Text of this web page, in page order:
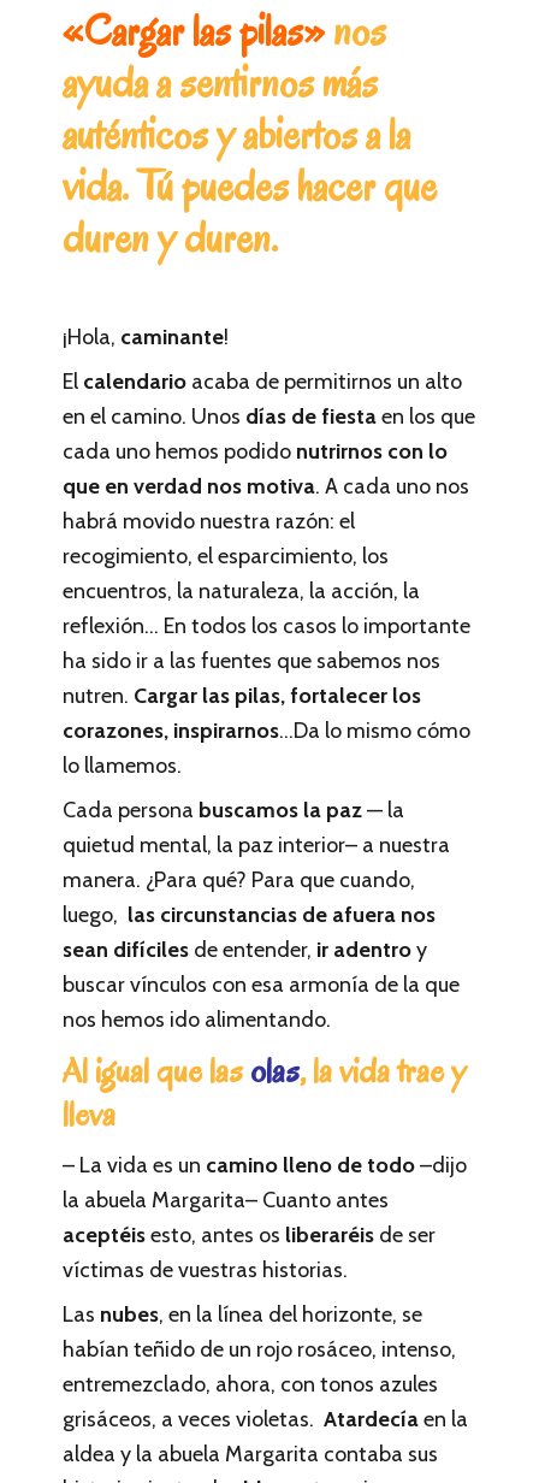
«Cargar las pilas»nos
ayuda a sentirnos más
auténticos y abiertos a la
vida. Tú puedes hacer que
duren y duren.
¡Hola, caminante!
El calendario acaba de permitirnos un alto
en el camino. Unos días de fiestaen los que
cada uno hemos podido nutrirnos con lo
que en verdad nos motiva. A cada uno nos
habrá movido nuestra razón: el
recogimiento, el esparcimiento, los
encuentros, la naturaleza, la acción, la
reflexión… En todos los casos lo importante
ha sido ir a las fuentes que sabemos nos
nutren. Cargar las pilas, fortalecer los
corazones, inspirarnos…Da lo mismo cómo
lo llamemos.
Cada persona buscamos la paz— la
quietud mental, la paz interior– a nuestra
manera. ¿Para qué? Para que cuando,
luego, las circunstancias de afuera nos
sean difíciles de entender, ir adentroy
buscar vínculos con esa armonía de la que
nos hemos ido alimentando.
Al igual que lasolas, la vida trae y
lleva
– La vida es un camino lleno de todo–dijo
la abuela Margarita– Cuanto antes
aceptéisesto, antes os liberaréis de ser
víctimas de vuestras historias.
Las nubes, en la línea del horizonte, se
habían teñido de un rojo rosáceo, intenso,
entremezclado, ahora, con tonos azules
grisáceos, a veces violetas.Atardecíaen la
aldea y la abuela Margarita contaba sus